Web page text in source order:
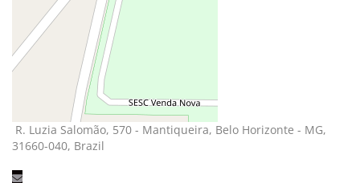
R. Luzia Salomão, 570 - Mantiqueira, Belo Horizonte - MG,
31660-040, Brazil